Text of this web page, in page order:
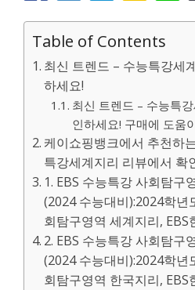
Table of Contents
최신 트렌드 – 수능특강세
하세요!
최신 트렌드 – 수능특
인하세요! 구매에 도움
케이쇼핑뱅크에서 추천하
특강세계지리 리뷰에서 확
1. EBS 수능특강 사회탐구
(2024 수능대비):2024학년
회탐구영역 세계지리,
2. EBS 수능특강 사회탐구
(2024 수능대비):2024학년
회탐구영역 한국지리,